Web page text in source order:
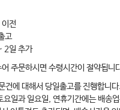
는 것은 불법인가
전
고
2일 추가
주문하시면 수령시간이 절약됩니
에 대해서 당일출고를 진행합니
일과 일요일, 연휴기간에는 배송